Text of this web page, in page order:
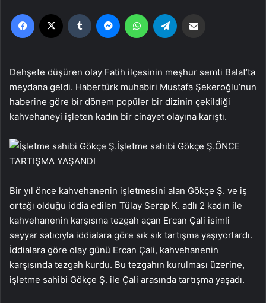
Facebook Tumblr MessengerWhatsApp
Dehşete düşüren olay Fatih ilçesinin meşhur semti Balat’ta
meydana geldi. Habertürk muhabiri Mustafa Şekeroğlu’nun
haberine göre bir dönem popüler bir dizinin çekildiği
kahvehaneyi işleten kadın bir cinayet olayına karıştı.
İşletme sahibi Gökçe Ş.ÖNCE
TARTIŞMA YAŞANDI
Bir yıl önce kahvehanenin işletmesini alan Gökçe Ş. ve iş
ortağı olduğu iddia edilen Tülay Serap K. adlı 2 kadın ile
kahvehanenin karşısına tezgah açan Ercan Çali isimli
seyyar satıcıyla iddialara göre sık sık tartışma yaşıyorlardı.
İddialara göre olay günü Ercan Çali, kahvehanenin
karşısında tezgah kurdu. Bu tezgahın kurulması üzerine,
işletme sahibi Gökçe Ş. ile Çali arasında tartışma yaşadı.